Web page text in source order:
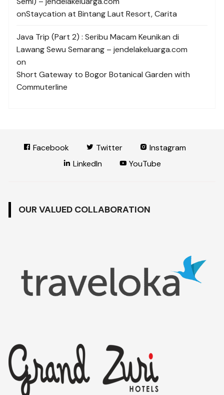
onStaycation at Bintang Laut Resort, Carita
Java Trip (Part 2) : Seribu Macam Keunikan di
Lawang Sewu Semarang – jendelakeluarga.com
on
Short Gateway to Bogor Botanical Garden with
Commuterline
Facebook Twitter
Instagram
LinkedIn
YouTube
OUR VALUED COLLABORATION